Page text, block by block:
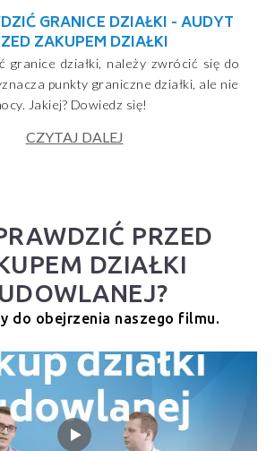
GRANICE DZIAŁKI - AUDYT
ZAKUPEM DZIAŁKI
granice działki, należy zwrócić się do
punkty graniczne działki, ale nie
Jakiej? Dowiedz się!
CZYTAJ DALEJ
PRZED
DZIAŁKI
do obejrzenia naszego filmu.